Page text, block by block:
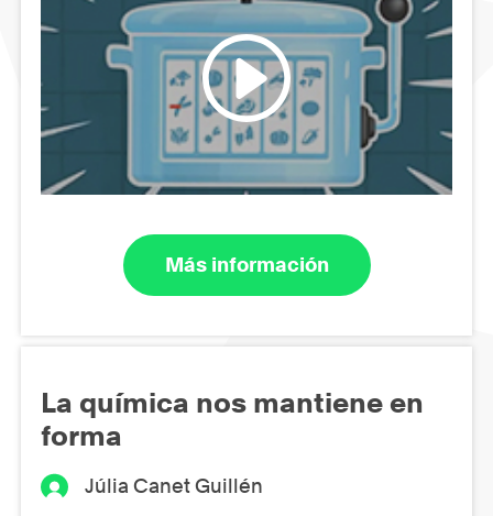
Más información
La química nos mantiene en
forma
Júlia Canet Guillén